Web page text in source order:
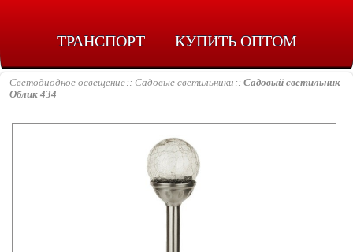
ТРАНСПОРТ КУПИТЬ ОПТОМ
Светодиодное освещение Садовые светильники
Садовый светильник
Облик 434